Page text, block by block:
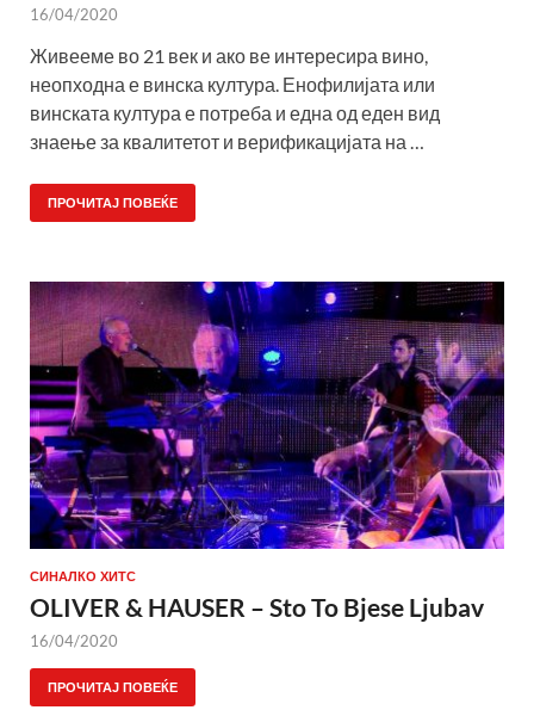
16/04/2020
Живееме во 21 век и ако ве интересира вино,
неопходна е винска култура. Енофилијата или
винската култура е потреба и една од еден вид
знаење за квалитетот и верификацијата на …
ПРОЧИТАЈ ПОВЕЌЕ
СИНАЛКО ХИТС
OLIVER & HAUSER – Sto To Bjese Ljubav
16/04/2020
ПРОЧИТАЈ ПОВЕЌЕ